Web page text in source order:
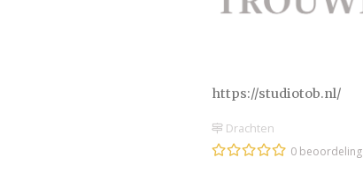
https://studiotob.nl/
Drachten
0 beoordeling